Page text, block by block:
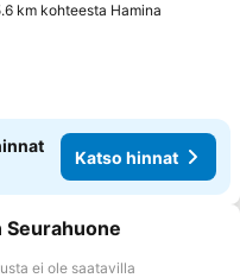
km kohteesta Hamina
Katso hinnat
suosikkeihin
Seurahuone
ei ole saatavilla